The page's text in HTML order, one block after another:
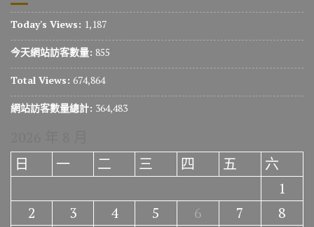
Today's Views: 1,187
今天網站訪客數量: 855
Total Views: 674,864
網站訪客數量總計: 364,483
日
一 二 三 四 五
六
1
2
3 4 5 6 7
8